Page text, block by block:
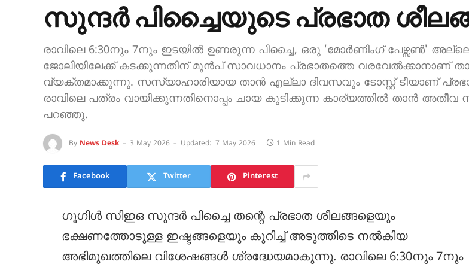
സുന്ദർ പിച്ചൈയുടെ പ്രഭാത
രാവിലെ 6:30നും 7നും ഇടയിൽ ഉണരുന്ന പിച്ചൈ, ഒരു 'മോർണിംഗ് പേഴ്സൺ'
ജോലിയിലേക്ക് കടക്കുന്നതിന് മുൻപ് സാവധാനം പ്രഭാതത്തെ വരവേൽക്കാനാണ്
വ്യക്തമാക്കുന്നു. സസ്യാഹാരിയായ താൻ എല്ലാ ദിവസവും ടോസ്റ്റ് ടീയാണ്
രാവിലെ പത്രം വായിക്കുന്നതിനൊപ്പം ചായ കുടിക്കുന്ന കാര്യത്തിൽ താൻ അതീവ
പറഞ്ഞു.
By News Desk 3 May 2026 Updated: 7 May 2026 1 Min Read
Facebook Twitter Pinterest
ഗൂഗിൾ സിഇഒ സുന്ദർ പിച്ചൈ തന്റെ പ്രഭാത ശീലങ്ങളെയും
ഭക്ഷണത്തോടുള്ള ഇഷ്ടങ്ങളെയും കുറിച്ച് അടുത്തിടെ നൽകിയ
അഭിമുഖത്തിലെ വിശേഷങ്ങൾ ശ്രദ്ധേയമാകുന്നു. രാവിലെ 6:30നും 7നും